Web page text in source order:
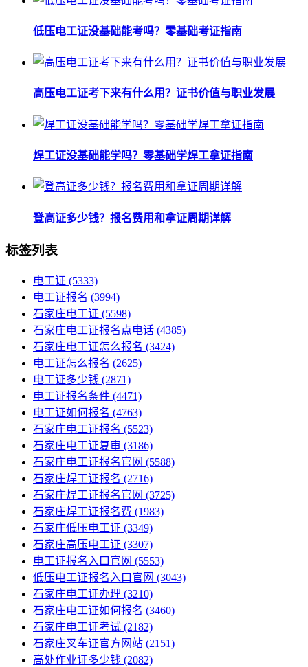
低压电工证没基础能考吗？零基础考证指南
高压电工证考下来有什么用？证书价值与职业发展
焊工证没基础能学吗？零基础学焊工拿证指南
登高证多少钱？报名费用和拿证周期详解
标签列表
电工证 (5333)
电工证报名 (3994)
石家庄电工证 (5598)
石家庄电工证报名点电话 (4385)
石家庄电工证怎么报名 (3424)
电工证怎么报名 (2625)
电工证多少钱 (2871)
电工证报名条件 (4471)
电工证如何报名 (4763)
石家庄电工证报名 (5523)
石家庄电工证复审 (3186)
石家庄电工证报名官网 (5588)
石家庄焊工证报名 (2716)
石家庄焊工证报名官网 (3725)
石家庄焊工证报名费 (1983)
石家庄低压电工证 (3349)
石家庄高压电工证 (3307)
电工证报名入口官网 (5553)
低压电工证报名入口官网 (3043)
石家庄电工证办理 (3210)
石家庄电工证如何报名 (3460)
石家庄电工证考试 (2182)
石家庄叉车证官方网站 (2151)
高处作业证多少钱 (2082)